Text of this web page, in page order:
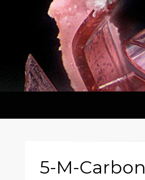
ANPF
Association Nantaise
5-M-